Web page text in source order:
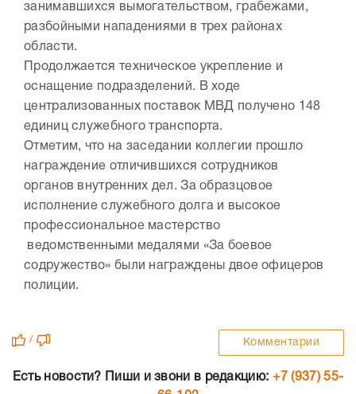
занимавшихся вымогательством, грабежами,
разбойными нападениями в трех районах
области.
Продолжается техническое укрепление и
оснащение подразделений. В ходе
централизованных поставок МВД получено 148
единиц служебного транспорта.
Отметим, что на заседании коллегии прошло
награждение отличившихся сотрудников
органов внутренних дел. За образцовое
исполнение служебного долга и высокое
профессиональное мастерство
ведомственными медалями «За боевое
содружество» были награждены двое офицеров
полиции.
/ Комментарии
Есть новости? Пиши и звони в редакцию: +7 (937) 55-